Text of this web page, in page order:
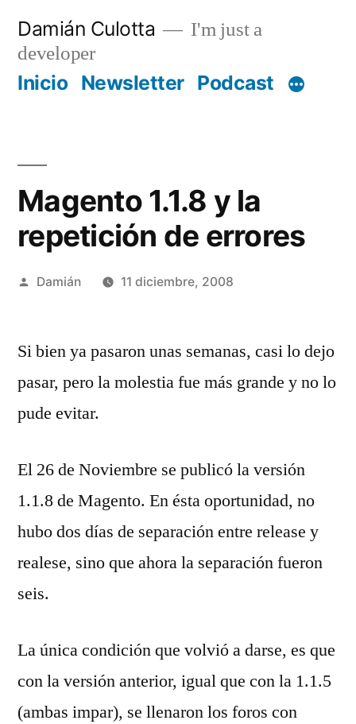
contenido
Damián Culotta
I'm just a
developer
Inicio Newsletter Podcast
Magento 1.1.8 y la
repetición de errores
Publicado
Damián 11 diciembre, 2008
Si bien ya pasaron unas semanas, casi lo dejo
pasar, pero la molestia fue más grande y no lo
pude evitar.
El 26 de Noviembre se publicó la versión
1.1.8 de Magento. En ésta oportunidad, no
hubo dos días de separación entre release y
realese, sino que ahora la separación fueron
seis.
La única condición que volvió a darse, es que
con la versión anterior, igual que con la 1.1.5
(ambas impar), se llenaron los foros con